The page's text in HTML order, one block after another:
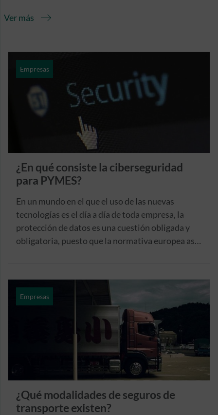
Ver más
Empresas
¿En qué consiste la ciberseguridad
para PYMES?
En un mundo en el que el uso de las nuevas
tecnologías es el día a día de toda empresa, la
protección de datos es una cuestión obligada y
obligatoria, puesto que la normativa europea así
ciberseguridad, con el seguro de ciberprotección
de Caser Seguros tendrás la tranquilidad que tu
empresa necesita.
Empresas
¿Qué modalidades de seguros de
transporte existen?